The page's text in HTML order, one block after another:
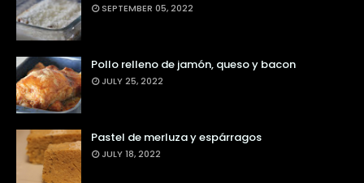
SEPTEMBER 05, 2022
Pollo relleno de jamón, queso y bacon
JULY 25, 2022
Pastel de merluza y espárragos
JULY 18, 2022